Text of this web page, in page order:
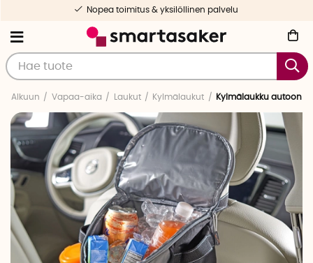
Nopea toimitus & yksilöllinen palvelu
Alkuun Vapaa-aika Laukut Kylmälaukut Kylmälaukku autoon